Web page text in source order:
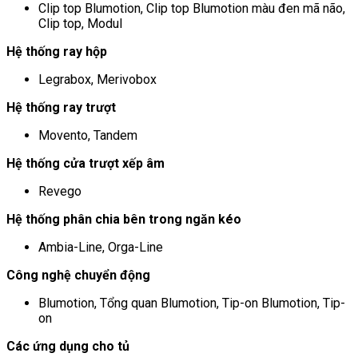
Clip top Blumotion, Clip top Blumotion màu đen mã não,
Clip top, Modul
Hệ thống ray hộp
Legrabox, Merivobox
Hệ thống ray trượt
Movento, Tandem
Hệ thống cửa trượt xếp âm
Revego
Hệ thống phân chia bên trong ngăn kéo
Ambia-Line, Orga-Line
Công nghệ chuyển động
Blumotion, Tổng quan Blumotion, Tip-on Blumotion, Tip-
on
Các ứng dụng cho tủ